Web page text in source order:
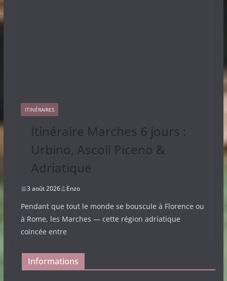
ITINÉRAIRES
Itinéraire Marches 6 jours :
Urbino, Ascoli Piceno &
Adriatique
3 août 2026 Enzo
Pendant que tout le monde se bouscule à Florence ou
à Rome, les Marches — cette région adriatique
coincée entre
Informations